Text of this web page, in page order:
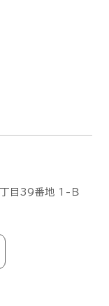
新作「DJI
目39番地 1-Ｂ